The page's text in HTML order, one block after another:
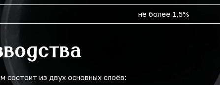
не более 1,5%
из двух основных слоёв: